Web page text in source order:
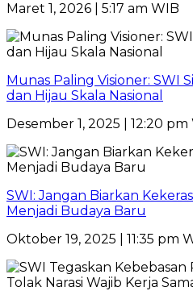
Maret 1, 2026 | 5:17 am WIB
Munas Paling Visioner: SWI
dan Hijau Skala Nasional
Desember 1, 2025 | 12:20 pm
SWI: Jangan Biarkan
Menjadi Budaya Baru
Oktober 19, 2025 | 11:35 pm